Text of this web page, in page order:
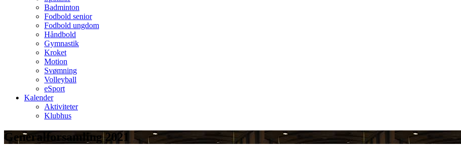
Badminton
Fodbold senior
Fodbold ungdom
Håndbold
Gymnastik
Kroket
Motion
Svømning
Volleyball
eSport
Kalender
Aktiviteter
Klubhus
Generalforsamling 2021